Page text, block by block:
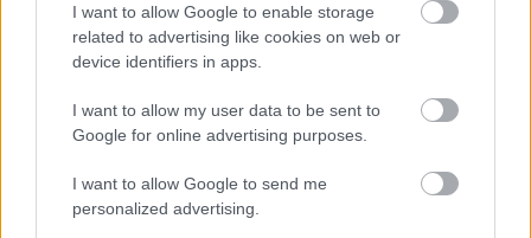
I want to allow Google to enable storage
related to advertising like cookies on web or
device identifiers in apps.
I want to allow my user data to be sent to
Google for online advertising purposes.
I want to allow Google to send me
personalized advertising.
TOVÁBB OLVASOM
szürkehályog,várólista